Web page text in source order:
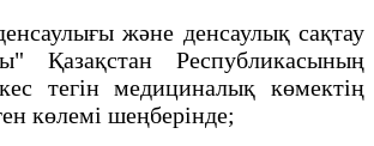
және денсаулық сақтау
Қазақстан Республикасының
тегін медициналық көмектің
көлемі шеңберінде;